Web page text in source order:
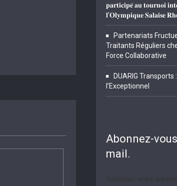
𝐩𝐚𝐫𝐭𝐢𝐜𝐢𝐩𝐞́ 𝐚𝐮 𝐭𝐨𝐮𝐫𝐧𝐨𝐢
𝐥’𝐎𝐥𝐲𝐦𝐩𝐢𝐪𝐮𝐞 𝐒𝐚𝐥𝐚𝐢𝐬𝐞
Partenariats
Traitants Réguliers
Force Collaborative
DUARIG
l’Exceptionnel
Abonnez-
mail.